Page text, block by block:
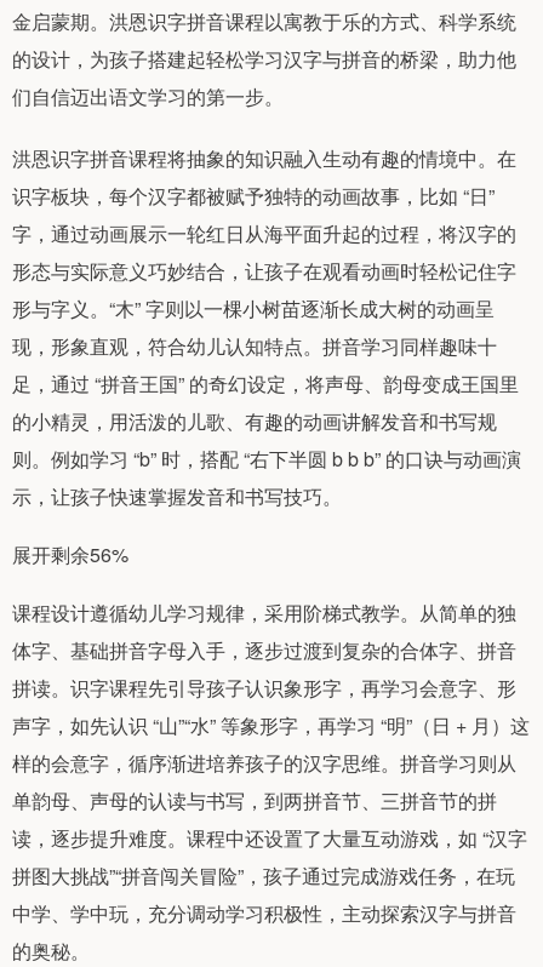
金启蒙期。洪恩识字拼音课程以寓教于乐的方式、科学系统
的设计，为孩子搭建起轻松学习汉字与拼音的桥梁，助力他
们自信迈出语文学习的第一步。
洪恩识字拼音课程将抽象的知识融入生动有趣的情境中。在
识字板块，每个汉字都被赋予独特的动画故事，比如 “日”
字，通过动画展示一轮红日从海平面升起的过程，将汉字的
形态与实际意义巧妙结合，让孩子在观看动画时轻松记住字
形与字义。“木” 字则以一棵小树苗逐渐长成大树的动画呈
现，形象直观，符合幼儿认知特点。拼音学习同样趣味十
足，通过 “拼音王国” 的奇幻设定，将声母、韵母变成王国里
的小精灵，用活泼的儿歌、有趣的动画讲解发音和书写规
则。例如学习 “b” 时，搭配 “右下半圆 b b b” 的口诀与动画演
示，让孩子快速掌握发音和书写技巧。
展开剩余56%
课程设计遵循幼儿学习规律，采用阶梯式教学。从简单的独
体字、基础拼音字母入手，逐步过渡到复杂的合体字、拼音
拼读。识字课程先引导孩子认识象形字，再学习会意字、形
声字，如先认识 “山”“水” 等象形字，再学习 “明”（日 + 月）这
样的会意字，循序渐进培养孩子的汉字思维。拼音学习则从
单韵母、声母的认读与书写，到两拼音节、三拼音节的拼
读，逐步提升难度。课程中还设置了大量互动游戏，如 “汉字
拼图大挑战”“拼音闯关冒险”，孩子通过完成游戏任务，在玩
中学、学中玩，充分调动学习积极性，主动探索汉字与拼音
的奥秘。